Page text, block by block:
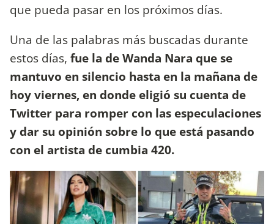
que pueda pasar en los próximos días.
Una de las palabras más buscadas durante
estos días, fue la de Wanda Nara que se
mantuvo en silencio hasta en la mañana de
hoy viernes, en donde eligió su cuenta de
Twitter para romper con las especulaciones
y dar su opinión sobre lo que está pasando
con el artista de cumbia 420.